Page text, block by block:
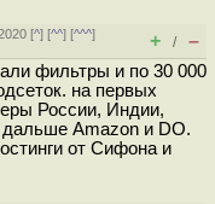
[^] [^^] [^^^]
+ / –
фильтры и по 30 000
на первых
России, Индии,
Amazon и DO.
от Сифона и